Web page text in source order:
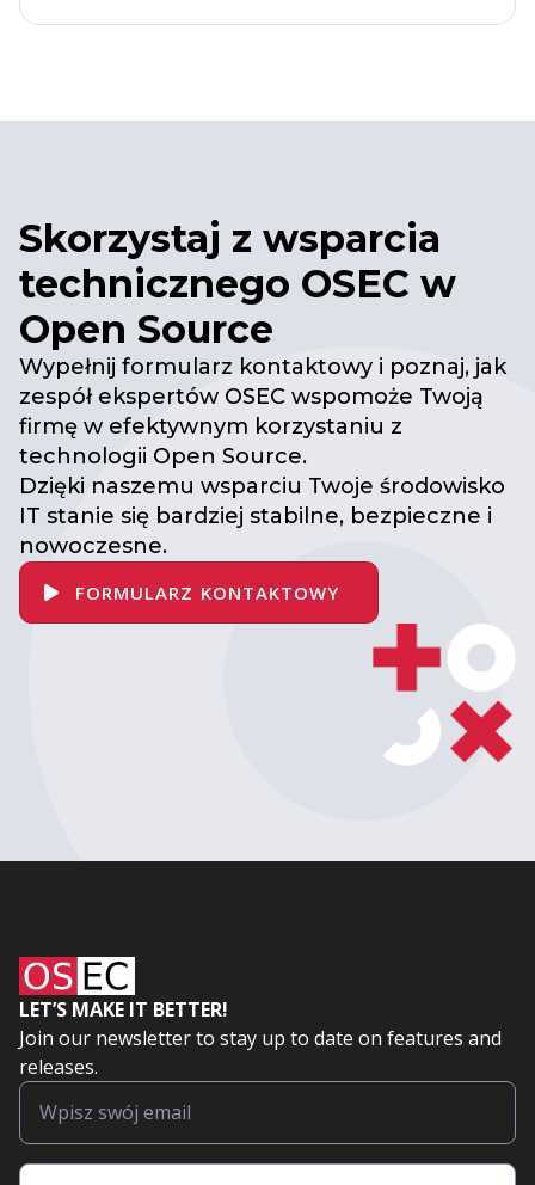
Skorzystaj z wsparcia
technicznego OSEC w
Open Source
Wypełnij formularz kontaktowy i poznaj, jak
zespół ekspertów OSEC wspomoże Twoją
firmę w efektywnym korzystaniu z
technologii Open Source.
Dzięki naszemu wsparciu Twoje środowisko
IT stanie się bardziej stabilne, bezpieczne i
nowoczesne.
FORMULARZ KONTAKTOWY
LET’S MAKE IT BETTER!
Join our newsletter to stay up to date on features and
releases.